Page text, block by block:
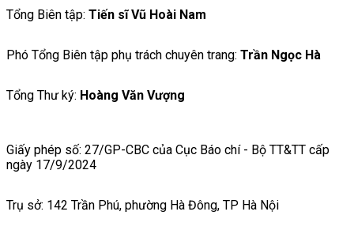
Tổng Biên tập: Tiến sĩ Vũ Hoài Nam
Phó Tổng Biên tập phụ trách chuyên trang: Trần Ngọc Hà
Tổng Thư ký: Hoàng Văn Vượng
Giấy phép số: 27/GP-CBC của Cục Báo chí - Bộ TT&TT cấp
ngày 17/9/2024
Trụ sở: 142 Trần Phú, phường Hà Đông, TP Hà Nội